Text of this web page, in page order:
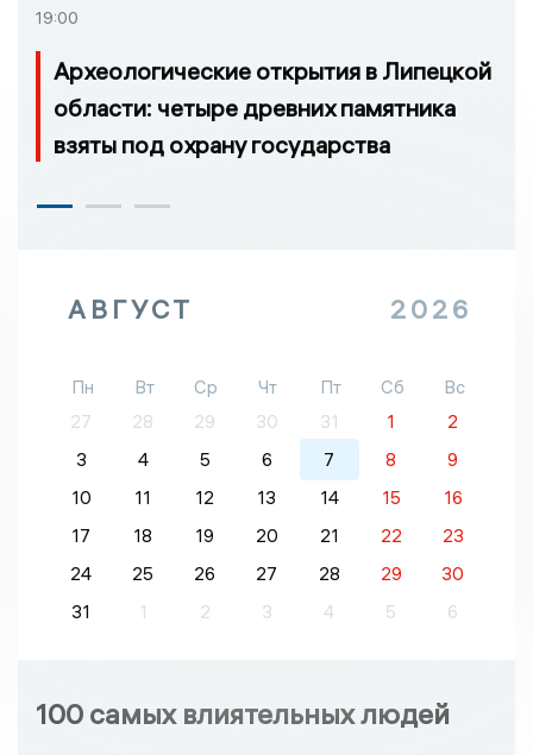
19:00
Археологические открытия в Липецкой
области: четыре древних памятника
взяты под охрану государства
АВГУСТ 2026
Пн Вт Ср Чт Пт Сб
Вс
27
28 29 30 31 1
2
3
4 5 6 7 8
9
10
11 12 13 14 15
16
17
18 19 20 21 22
23
24
25 26 27 28 29
30
31
1 2 3 4 5 6
100 самых влиятельных людей